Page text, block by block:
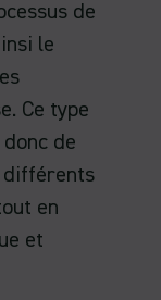
de
le
Ce type
de
différents
en
et